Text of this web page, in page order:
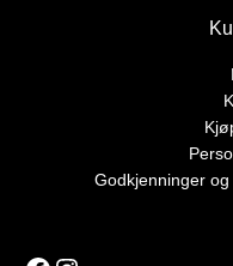
Godkjenninger